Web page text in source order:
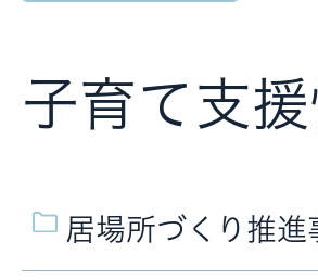
子育て支
居場所づくり推進